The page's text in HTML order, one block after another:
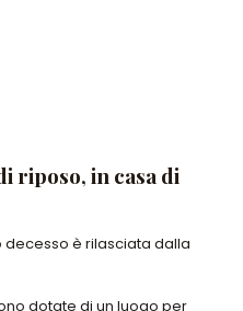
riposo, in casa di
decesso è rilasciata dalla
dotate di un luogo per